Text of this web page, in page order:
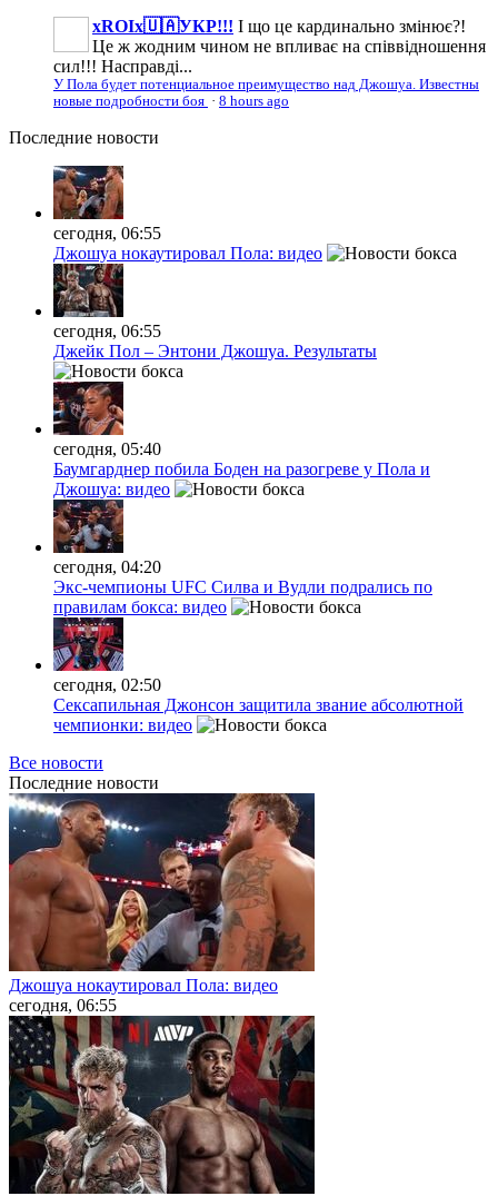
xROIx🇺🇦УКР!!! І що це кардинально змінює?!
Це ж жодним чином не впливає на співвідношення
сил!!! Насправді...
У Пола будет потенциальное преимущество над Джошуа. Известны
новые подробности боя · 8 hours ago
Последние новости
сегодня, 06:55
Джошуа нокаутировал Пола: видео
сегодня, 06:55
Джейк Пол – Энтони Джошуа. Результаты
сегодня, 05:40
Баумгарднер побила Боден на разогреве у Пола и
Джошуа: видео
сегодня, 04:20
Экс-чемпионы UFC Силва и Вудли подрались по
правилам бокса: видео
сегодня, 02:50
Сексапильная Джонсон защитила звание абсолютной
чемпионки: видео
Все новости
Последние новости
Джошуа нокаутировал Пола: видео
сегодня, 06:55